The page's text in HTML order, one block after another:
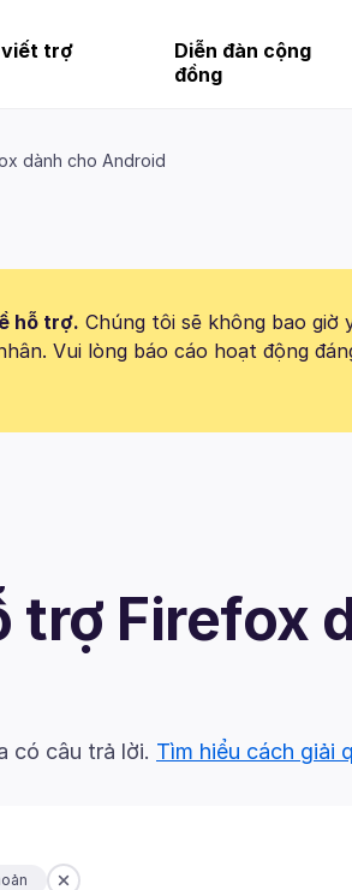
viết trợ
Diễn đàn cộng
đồng
dành cho Android
hỗ trợ. Chúng tôi sẽ không bao giờ
Vui lòng báo cáo hoạt động
trợ Firefox
có câu trả lời. Tìm hiểu cách giải